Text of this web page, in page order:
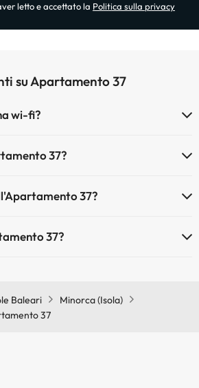
letto e accettato la Politica sulla privacy
su Apartamento 37
wi-fi?
37?
informazioni sulla piscina e sulle altri
estiva)
37?
37?
Baleari
Minorca (Isola)
37